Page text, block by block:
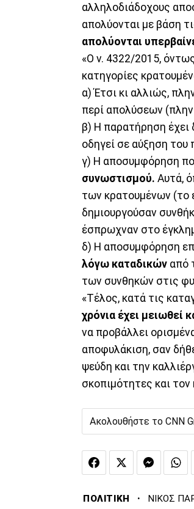
αλληλοδιάδοχους
απολύονται με βάση
απολύονται
«Ο ν. 4322/2015,
κατηγορίες
α) Έτσι κι αλλιώς,
περί απολύσεων
β) Η παρατήρηση έχει
οδηγεί σε αύξηση
γ) Η αποσυμφόρηση
συνωστισμού. Αυτά,
των κρατουμένων (το
δημιουργούσαν
έσπρωχναν στο
δ) Η αποσυμφόρηση
λόγω καταδικών από
των συνθηκών στις
«Τέλος, κατά τις
χρόνια έχει μειωθεί
να προβάλλει
αποφυλάκιση, σαν
ψεύδη και την
σκοπιμότητες και τον
Ακολουθήστε το CNN
ΠΟΛΙΤΙΚΗ · ΝΙΚΟΣ